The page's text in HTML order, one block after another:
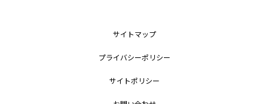
サイトマップ
プライバシーポリシー
サイトポリシー